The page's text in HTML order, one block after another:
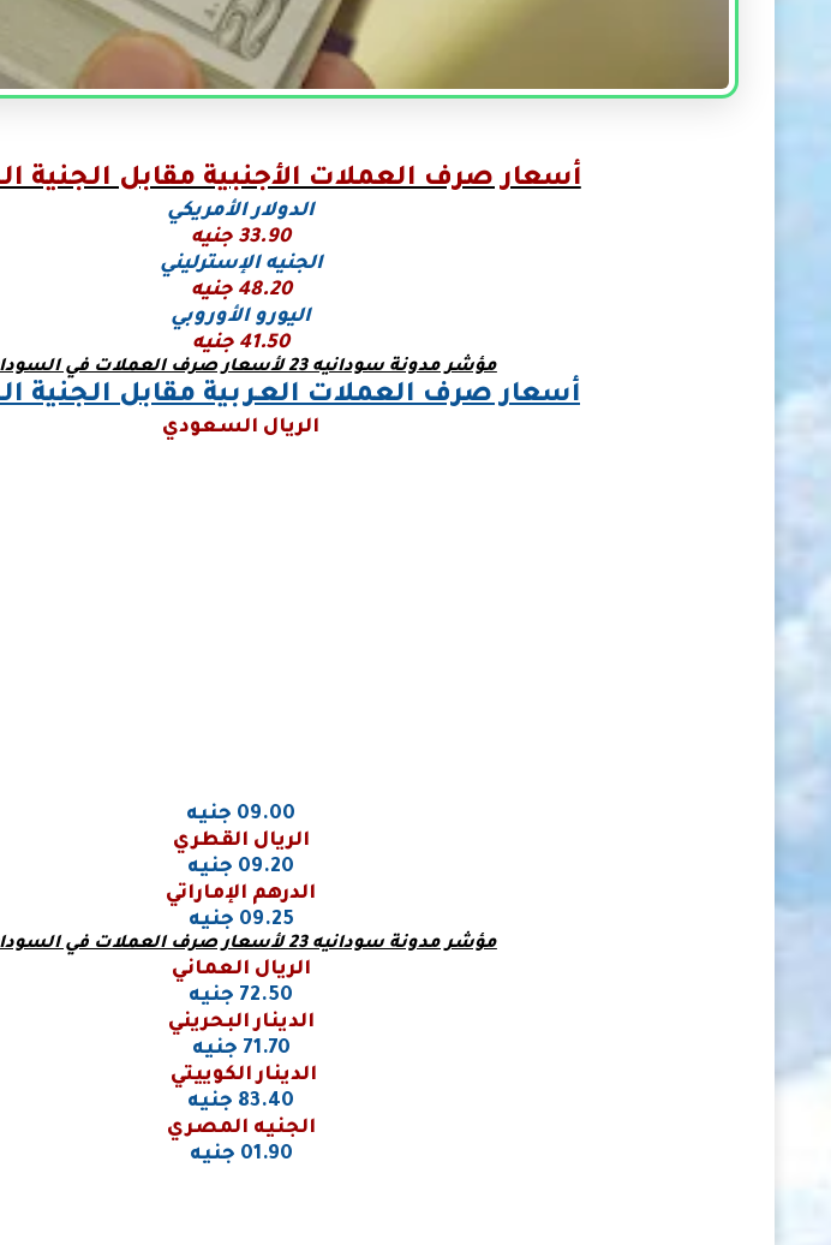
أسعار صرف العملات الأجنبية مقابل الجنية
الدولار الأمريكي
33.90 جنيه
الجنيه الإسترليني
48.20 جنيه
اليورو الأوروبي
41.50 جنيه
مؤشر مدونة سودانيه 23 لأسعار صرف العملات في السودان
أسعار صرف العملات العـربية مقابل الجنية
الريال السعودي
09.00 جنيه
الريال القطري
09.20 جنيه
الدرهم الإماراتي
09.25 جنيه
مؤشر مدونة سودانيه 23 لأسعار صرف العملات في السودان
الريال العماني
72.50 جنيه
الدينار البحريني
71.70 جنيه
الدينار الكوييتي
83.40 جنيه
الجنيه المصري
01.90 جنيه